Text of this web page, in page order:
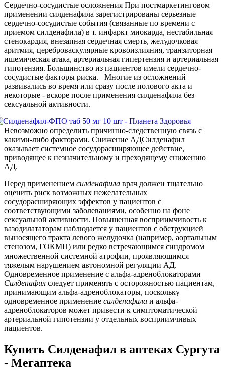
Сердечно-сосудистые осложнения При постмаркетинговом
применении силденафила зарегистрированы серьезные
сердечно-сосудистые события (связанные по времени с
приемом силденафила) в т. инфаркт миокарда, нестабильная
стенокардия, внезапная сердечная смерть, желудочковая
аритмия, цереброваскулярные кровоизлияния, транзиторная
ишемическая атака, артериальная гипертензия и артериальная
гипотензия. Большинство из пациентов имели сердечно-
сосудистые факторы риска. Многие из осложнений
развивались во время или сразу после полового акта и
некоторые - вскоре после применения силденафила без
сексуальной активности.
Невозможно определить причинно-следственную связь с
какими-либо факторами. Снижение АДСилденафил
оказывает системное сосудорасширяющее действие,
приводящее к незначительному и преходящему снижению
АД.
Перед применением силденафила врач должен тщательно
оценить риск возможных нежелательных
сосудорасширяющих эффектов у пациентов с
соответствующими заболеваниями, особенно на фоне
сексуальной активности. Повышенная восприимчивость к
вазодилататорам наблюдается у пациентов с обструкцией
выносящего тракта левого желудочка (например, аортальным
стенозом, ГОКМП) или редко встречающимся синдромом
множественной системной атрофии, проявляющимся
тяжелым нарушением автономной регуляции АД.
Одновременное применение с альфа-адреноблокаторами
Силденафил следует применять с осторожностью пациентам,
принимающим альфа-адреноблокаторы, поскольку
одновременное применение силденафила и альфа-
адреноблокаторов может привести к симптоматической
артериальной гипотензии у отдельных восприимчивых
пациентов.
Купить Силденафил в аптеках Сургута
- Мегаптека